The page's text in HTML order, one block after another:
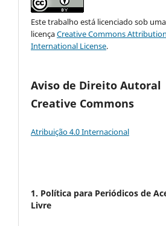
Este trabalho está licenciado sob uma
licençaCreative Commons
International License.
Aviso de Direito Autoral
Creative Commons
Atribuição 4.0 Internacional
1. Política para Periódicos de
Livre